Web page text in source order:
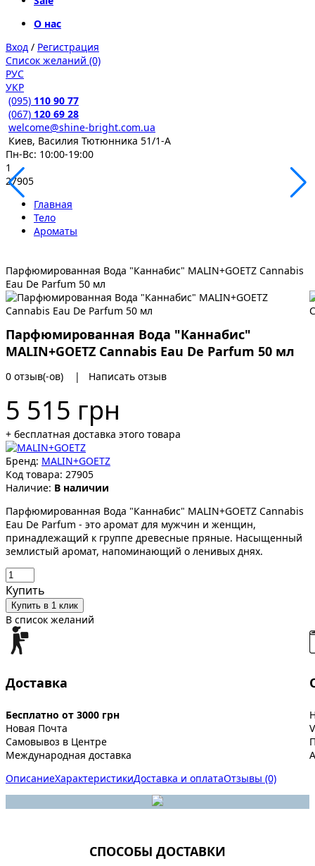
О нас
Вход / Регистрация
Список желаний (0)
РУС
УКР
(095) 110 90 77
(067) 120 69 28
welcome@shine-bright.com.ua
Киев, Василия Тютюнника 51/1-А
Пн-Вс: 10:00-19:00
1
27905
Главная
Тело
Ароматы
Парфюмированная Вода "Каннабис" MALIN+GOETZ Cannabis
Eau De Parfum 50 мл
Парфюмированная Вода "Каннабис"
MALIN+GOETZ Cannabis Eau De Parfum 50 мл
0 отзыв(-ов) | Написать отзыв
5 515 грн
+ бесплатная доставка этого товара
Бренд: MALIN+GOETZ
Код товара: 27905
Наличие: В наличии
Парфюмированная Вода "Каннабис" MALIN+GOETZ Cannabis
Eau De Parfum - это аромат для мужчин и женщин,
принадлежащий к группе древесные пряные. Насыщенный
землистый аромат, напоминающий о ленивых днях.
Купить
Купить в 1 клик
В список желаний
Доставка
Бесплатно от 3000 грн
Новая Почта
Самовывоз в Центре
Международная доставка
ОписаниеХарактеристикиДоставка и оплатаОтзывы (0)
СПОСОБЫ ДОСТАВКИ